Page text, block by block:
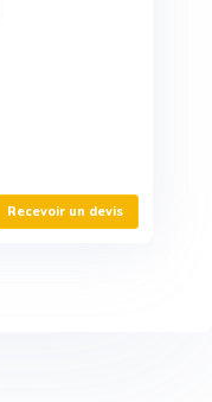
Recevoir un devis